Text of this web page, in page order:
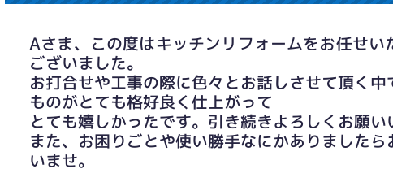
Aさま、この度はキッチンリフォームをお任せい
ございました。
お打合せや工事の際に色々とお話しさせて頂く
ものがとても格好良く仕上がって
とても嬉しかったです。引き続きよろしくお願い
また、お困りごとや使い勝手なにかありました
いませ。